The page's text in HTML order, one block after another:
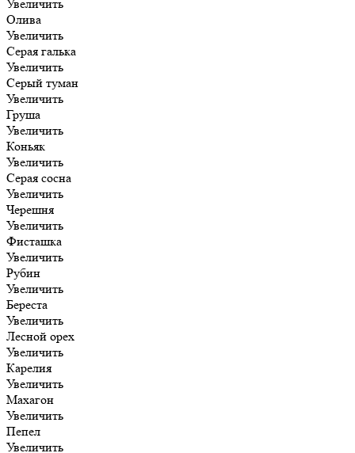
Увеличить
Олива
Увеличить
Серая галька
Увеличить
Серый туман
Увеличить
Груша
Увеличить
Коньяк
Увеличить
Серая сосна
Увеличить
Черешня
Увеличить
Фисташка
Увеличить
Рубин
Увеличить
Береста
Увеличить
Лесной орех
Увеличить
Карелия
Увеличить
Махагон
Увеличить
Пепел
Увеличить